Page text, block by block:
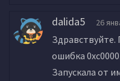
dalida5 26
Здравствуйте.
ошибка
Запускала от